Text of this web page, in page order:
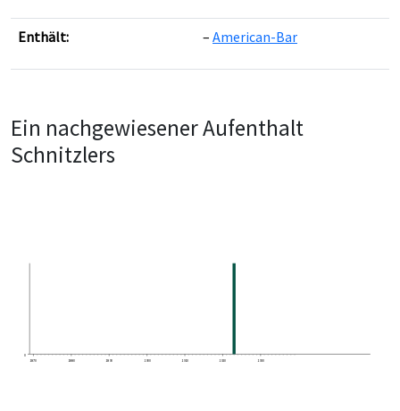
Enthält: American-Bar
Ein nachgewiesener Aufenthalt
Schnitzlers
0
1870
1880 1890 1900 1910 1920 1930